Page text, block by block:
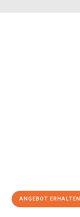
ANGEBOT ERHALTEN